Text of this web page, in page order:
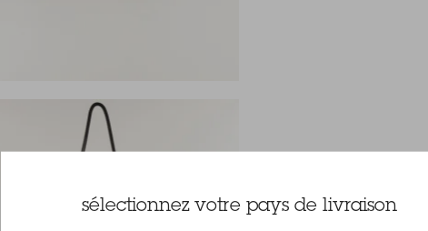
sélectionnez votre pays de livraison